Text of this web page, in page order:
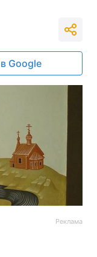
Google
Реклама